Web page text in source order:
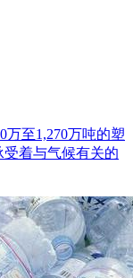
万至1,270万吨的塑
着与气候有关的